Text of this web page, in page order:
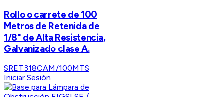
Rollo o carrete de 100
Metros de Retenida de
1/8" de Alta Resistencia,
Galvanizado clase A.
SRET318CAM/100MTS
Iniciar Sesión